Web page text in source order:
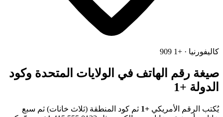
كاليفورنيا · +1 909
صيغة رقم الهاتف في الولايات المتحدة وكود
الدولة +1
يُكتب الرقم الأمريكي +1
ثم كود المنطقة (ثلاث خانات) ثم سبع